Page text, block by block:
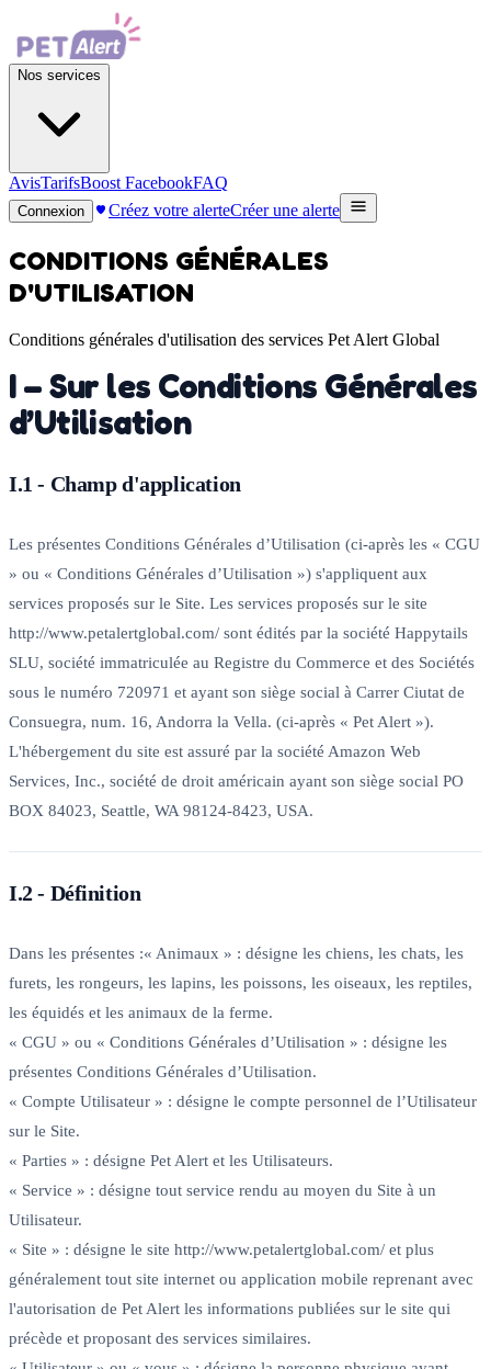
Nos services
AvisTarifsBoost FacebookFAQ
Connexion Créez votre alerteCréer une alerte
CONDITIONS GÉNÉRALES
D'UTILISATION
Conditions générales d'utilisation des services Pet Alert Global
I – Sur les Conditions Générales
d’Utilisation
I.1 - Champ d'application
Les présentes Conditions Générales d’Utilisation (ci-après les « CGU
» ou « Conditions Générales d’Utilisation ») s'appliquent aux
services proposés sur le Site. Les services proposés sur le site
http://www.petalertglobal.com/ sont édités par la société Happytails
SLU, société immatriculée au Registre du Commerce et des Sociétés
sous le numéro 720971 et ayant son siège social à Carrer Ciutat de
Consuegra, num. 16, Andorra la Vella. (ci-après « Pet Alert »).
L'hébergement du site est assuré par la société Amazon Web
Services, Inc., société de droit américain ayant son siège social PO
BOX 84023, Seattle, WA 98124-8423, USA.
I.2 - Définition
Dans les présentes :« Animaux » : désigne les chiens, les chats, les
furets, les rongeurs, les lapins, les poissons, les oiseaux, les reptiles,
les équidés et les animaux de la ferme.
« CGU » ou « Conditions Générales d’Utilisation » : désigne les
présentes Conditions Générales d’Utilisation.
« Compte Utilisateur » : désigne le compte personnel de l’Utilisateur
sur le Site.
« Parties » : désigne Pet Alert et les Utilisateurs.
« Service » : désigne tout service rendu au moyen du Site à un
Utilisateur.
« Site » : désigne le site http://www.petalertglobal.com/ et plus
généralement tout site internet ou application mobile reprenant avec
l'autorisation de Pet Alert les informations publiées sur le site qui
précède et proposant des services similaires.